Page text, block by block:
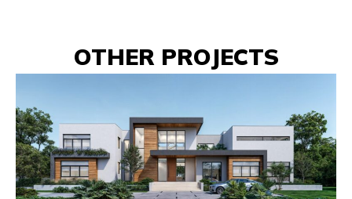
OTHER PROJECTS